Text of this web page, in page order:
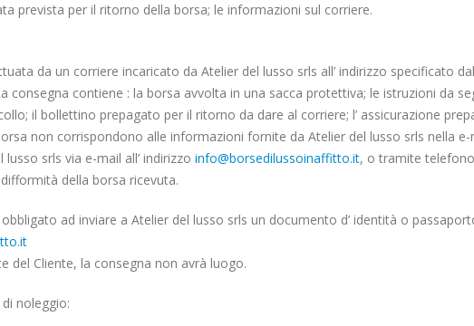
prevista per il ritorno della borsa; le informazioni sul corriere.
da un corriere incaricato da Atelier del lusso srls all’ indirizzo specificato
consegna contiene : la borsa avvolta in una sacca protettiva; le istruzioni da
il bollettino prepagato per il ritorno da dare al corriere; l’ assicurazione
non corrispondono alle informazioni fornite da Atelier del lusso srls nella e-
srls via e-mail all’ indirizzo info@borsedilussoinaffitto.it, o tramite
della borsa ricevuta.
ad inviare a Atelier del lusso srls un documento d’ identità o
del Cliente, la consegna non avrà luogo.
noleggio: